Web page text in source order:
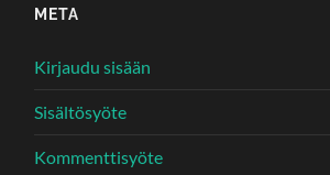
META
Kirjaudu sisään
Sisältösyöte
Kommenttisyöte